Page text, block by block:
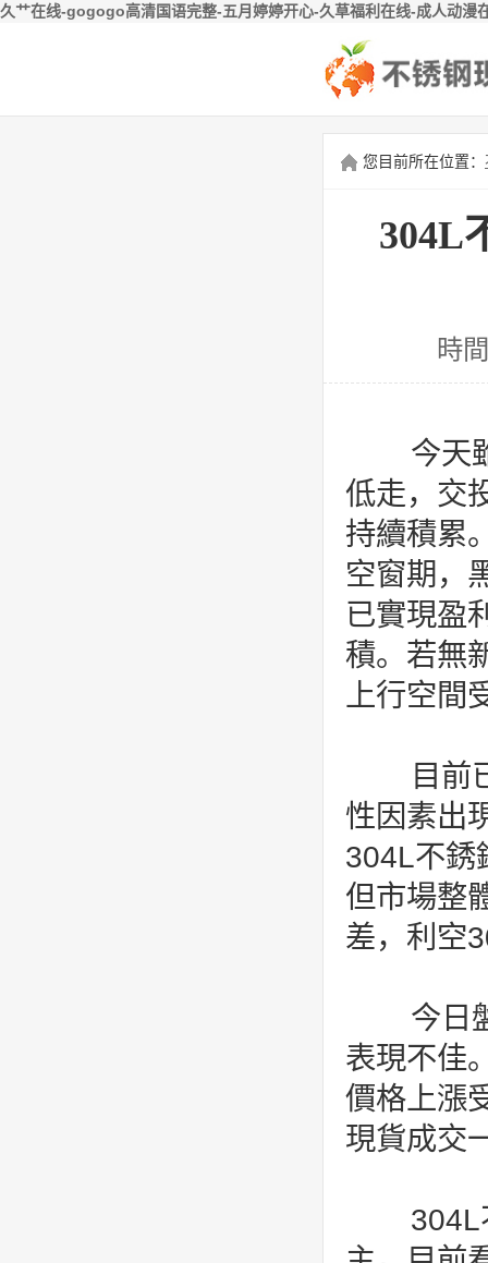
久艹在线-gogogo高清国语完整-五月婷婷开心-久草福利在线-成人动
您目前所在位置：
304L
時
今天
低走，交
持續積累
空窗期，
已實現盈
積。若無
上行空間
目前
性因素出
304L不銹
但市場整
差，利空
今日
表現不佳
價格上漲
現貨成交
304L